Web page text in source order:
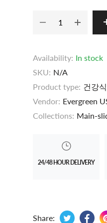
Availability: In stock
SKU: N/A
Product type: 건강
Vendor: Evergreen
Collections: Main-
24/48 HOUR DELIVERY
Share: Tweet on
Opens in